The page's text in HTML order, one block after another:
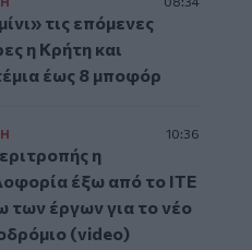
τις επόμενες
η Κρήτη και
έως 8 μποφόρ
10:36
η
έξω από το ΙΤΕ
των έργων για το νέο
(video)